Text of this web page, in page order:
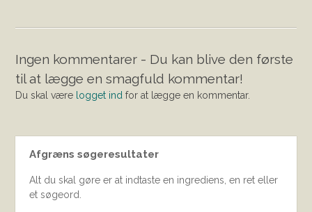
Ingen kommentarer - Du kan blive den første
til at lægge en smagfuld kommentar!
Du skal være logget ind for at lægge en kommentar.
Afgræns søgeresultater
Alt du skal gøre er at indtaste en ingrediens, en ret eller
et søgeord.